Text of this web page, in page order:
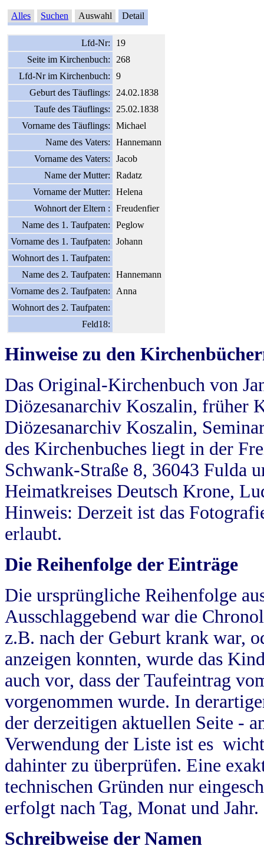
Alles Suchen Auswahl Detail
Lfd-Nr:
19
Seite im Kirchenbuch:
268
Lfd-Nr im Kirchenbuch:
9
Geburt des Täuflings:
24.02.1838
Taufe des Täuflings:
25.02.1838
Vorname des Täuflings:
Michael
Name des Vaters:
Hannemann
Vorname des Vaters:
Jacob
Name der Mutter:
Radatz
Vorname der Mutter:
Helena
Wohnort der Eltern :
Freudenfier
Name des 1. Taufpaten:
Peglow
Vorname des 1. Taufpaten:
Johann
Wohnort des 1. Taufpaten:
Name des 2. Taufpaten:
Hannemann
Vorname des 2. Taufpaten:
Anna
Wohnort des 2. Taufpaten:
Feld18:
Hinweise zu den
Das Original-Kirchenbuch von
Diözesanarchiv Koszalin, früher
Diözesanarchiv Koszalin,
des Kirchenbuches liegt in der
Schwank-Straße 8, 36043 Fulda
Heimatkreises Deutsch Krone,
Hinweis: Derzeit ist das
erlaubt.
Die Reihenfolge der Einträge
Die ursprüngliche Reihenfolge
Ausschlaggebend war die
z.B. nach der Geburt krank war,
anzeigen konnten, wurde das
auch vor, dass der Taufeintrag
vorgenommen wurde. In
der derzeitigen aktuellen Seite -
Verwendung der Liste ist es
dahinter zu überprüfen. Eine
technischen Gründen nur
erfolgt nach Tag, Monat und Jahr.
Schreibweise der Namen